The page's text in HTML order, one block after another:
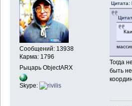
Сообщений: 13938
Карма: 1796
Рыцарь ObjectARX
Skype:
Цитата:
Тогда
быть